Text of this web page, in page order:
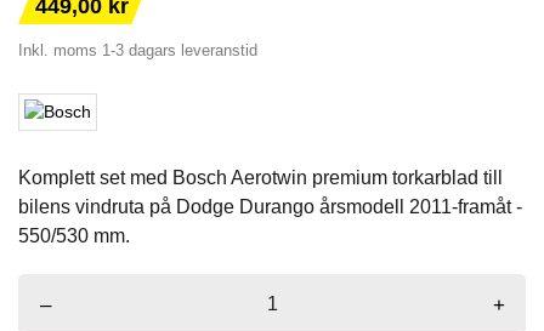
449,00 kr
Inkl. moms 1-3 dagars leveranstid
Komplett set med Bosch Aerotwin premium torkarblad till
bilens vindruta på Dodge Durango årsmodell 2011-framåt -
550/530 mm.
– +